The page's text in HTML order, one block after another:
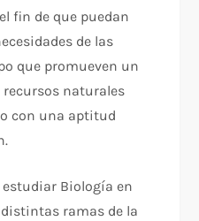
fin de que puedan
de las
que promueven un
naturales
con una aptitud
estudiar Biología en
ramas de la